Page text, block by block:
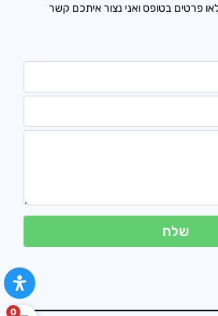
פרטים בטופס ואני נצור איתכם קשר
שלח
0